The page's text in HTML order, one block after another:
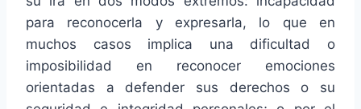
para reconocerla y expresarla, lo que en
muchos casos implica una dificultad o
imposibilidad en reconocer emociones
orientadas a defender sus derechos o su